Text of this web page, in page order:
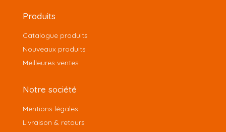
Produits
Catalogue produits
Nouveaux produits
Meilleures ventes
Notre société
Mentions légales
Livraison & retours